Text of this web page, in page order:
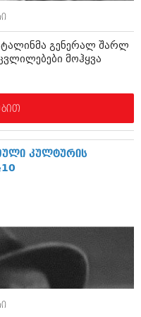
გენერალ შარლ
მოჰყვა
კულტურის